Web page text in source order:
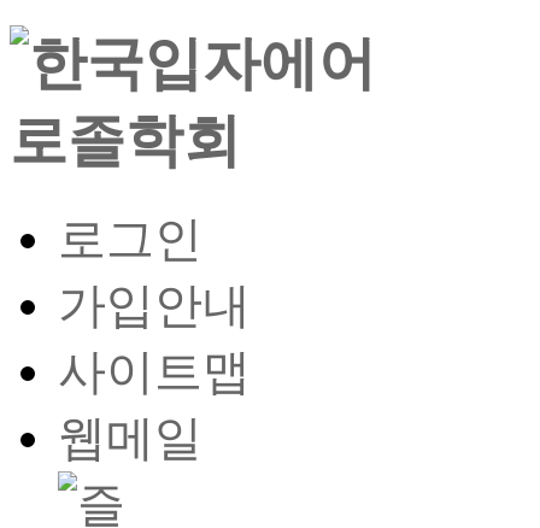
로그인
가입안내
사이트맵
웹메일